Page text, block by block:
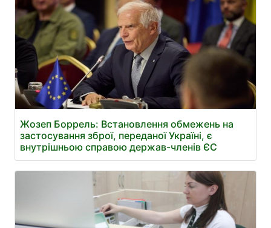
Жозеп Боррель: Встановлення обмежень на
застосування зброї, переданої Україні, є
внутрішньою справою держав-членів ЄС